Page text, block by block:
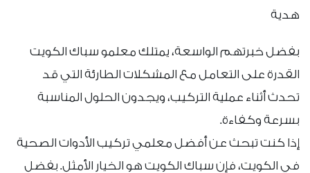
هدية
بفضل خبرتهم الواسعة، يمتلك معلمو سباك الكويت
القدرة على التعامل مع المشكلات الطارئة التي قد
تحدث أثناء عملية التركيب، ويجدون الحلول المناسبة
بسرعة وكفاءة.
إذا كنت تبحث عن أفضل معلمي تركيب الأدوات الصحية
في الكويت، فإن سباك الكويت هو الخيار الأمثل. بفضل